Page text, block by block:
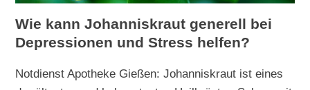
Wie kann Johanniskraut generell bei
Depressionen und Stress helfen?
Notdienst Apotheke Gießen: Johanniskraut ist eines